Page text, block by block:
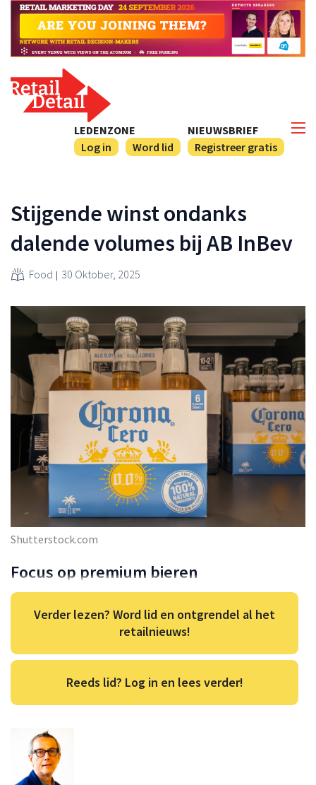
NIEUWSBRIEF
Registreer gratis
LEDENZONE
Log in
Word lid
Stijgende winst ondanks
dalende volumes bij AB InBev
Food 30 Oktober, 2025
Shutterstock.com
Focus op premium bieren
Verder lezen? Word lid en ontgrendel al het
retailnieuws!
Reeds lid? Log in en lees verder!